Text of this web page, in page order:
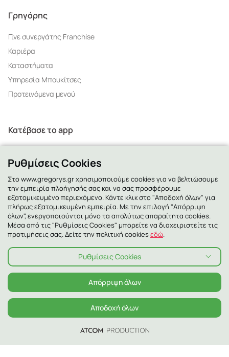
Γρηγόρης
Γίνε συνεργάτης Franchise
Καριέρα
Καταστήματα
Υπηρεσία Μπουκίτσες
Προτεινόμενα μενού
Κατέβασε το app
2130 - 400 400
Πολιτική Απορρήτου Πολιτική Cookies
Όροι χρήσης
Όροι χρήσης Χαμόγελα
Αλλεργιογόνα
Ρυθμίσεις Cookies
Στο www.gregorys.gr χρησιμοποιούμε cookies για να βελτιώσουμε
την εμπειρία πλοήγησής σας και να σας προσφέρουμε
εξατομικευμένο περιεχόμενο. Κάντε κλικ στο "Αποδοχή όλων" για
πλήρως εξατομικευμένη εμπειρία. Με την επιλογή "Απόρριψη
όλων", ενεργοποιούνται μόνο τα απολύτως απαραίτητα cookies.
Μέσα από τις "Ρυθμίσεις Cookies" μπορείτε να διαχειριστείτε τις
προτιμήσεις σας. Δείτε την πολιτική cookiesεδώ.
Ρυθμίσεις Cookies
Απόρριψη όλων
Αποδοχή όλων